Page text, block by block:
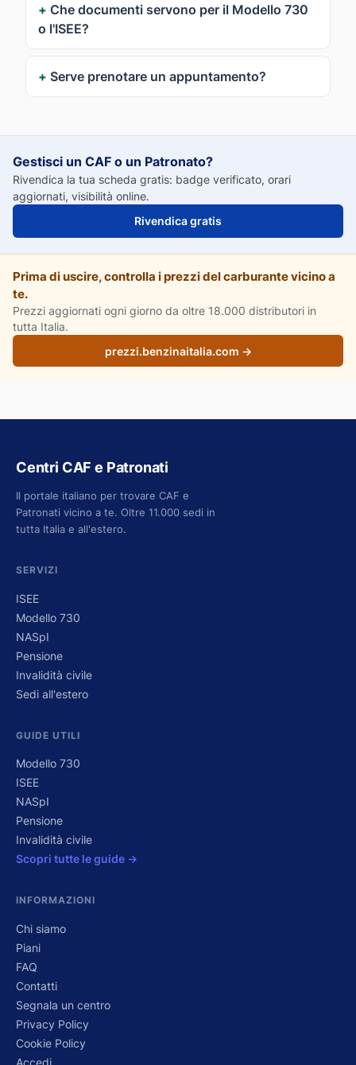
Che documenti servono per il Modello 730
o l'ISEE?
Serve prenotare un appuntamento?
Gestisci un CAF o un Patronato?
Rivendica la tua scheda gratis: badge verificato, orari
aggiornati, visibilità online.
Rivendica gratis
Prima di uscire, controlla i prezzi del carburante vicino a
te.
Prezzi aggiornati ogni giorno da oltre 18.000 distributori in
tutta Italia.
prezzi.benzinaitalia.com →
Centri CAF e Patronati
Il portale italiano per trovare CAF e
Patronati vicino a te. Oltre 11.000 sedi in
tutta Italia e all'estero.
SERVIZI
ISEE
Modello 730
NASpI
Pensione
Invalidità civile
Sedi all'estero
GUIDE UTILI
Modello 730
ISEE
NASpI
Pensione
Invalidità civile
Scopri tutte le guide →
INFORMAZIONI
Chi siamo
Piani
FAQ
Contatti
Segnala un centro
Privacy Policy
Cookie Policy
Accedi